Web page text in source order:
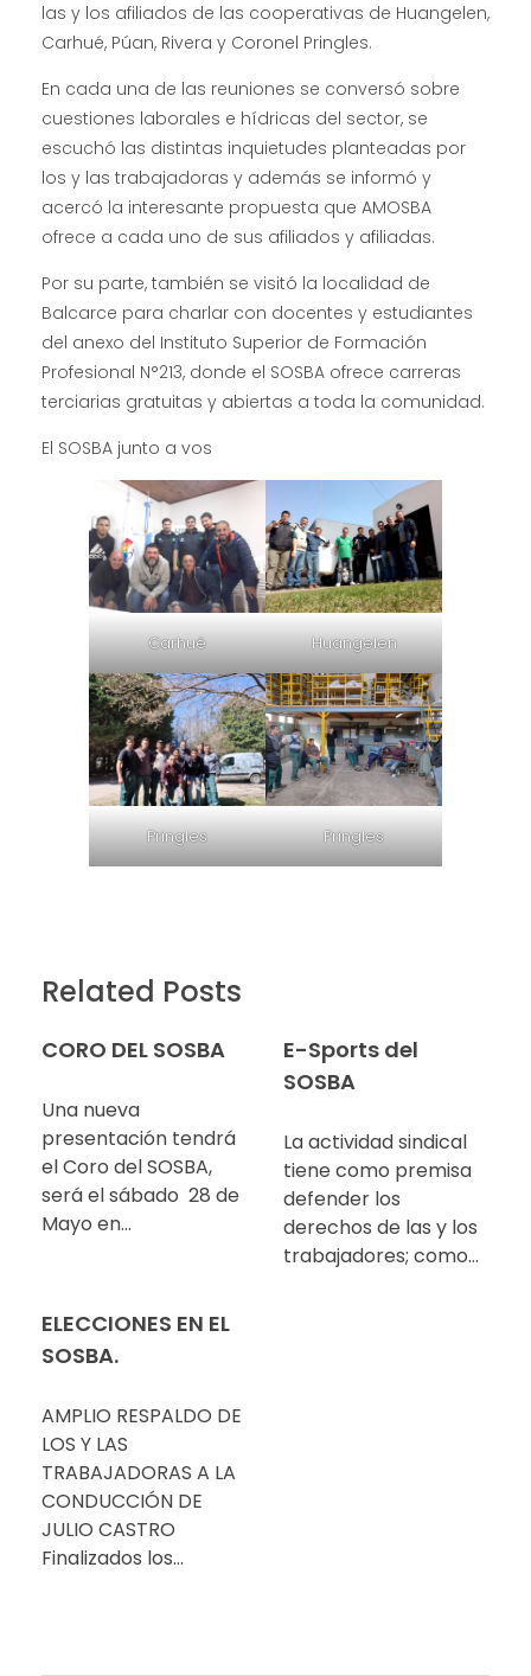
las y los afiliados de las cooperativas de Huangelen,
Carhué, Púan, Rivera y Coronel Pringles.
En cada una de las reuniones se conversó sobre
cuestiones laborales e hídricas del sector, se
escuchó las distintas inquietudes planteadas por
los y las trabajadoras y además se informó y
acercó la interesante propuesta que AMOSBA
ofrece a cada uno de sus afiliados y afiliadas.
Por su parte, también se visitó la localidad de
Balcarce para charlar con docentes y estudiantes
del anexo del Instituto Superior de Formación
Profesional N°213, donde el SOSBA ofrece carreras
terciarias gratuitas y abiertas a toda la comunidad.
El SOSBA junto a vos
Carhué Huangelen
Pringles Pringles
Related Posts
CORO DEL SOSBA
Una nueva
presentación tendrá
el Coro del SOSBA,
será el sábado 28 de
Mayo en…
E-Sports del
SOSBA
La actividad sindical
tiene como premisa
defender los
derechos de las y los
trabajadores; como…
ELECCIONES EN EL
SOSBA.
AMPLIO RESPALDO DE
LOS Y LAS
TRABAJADORAS A LA
CONDUCCIÓN DE
JULIO CASTRO
Finalizados los…